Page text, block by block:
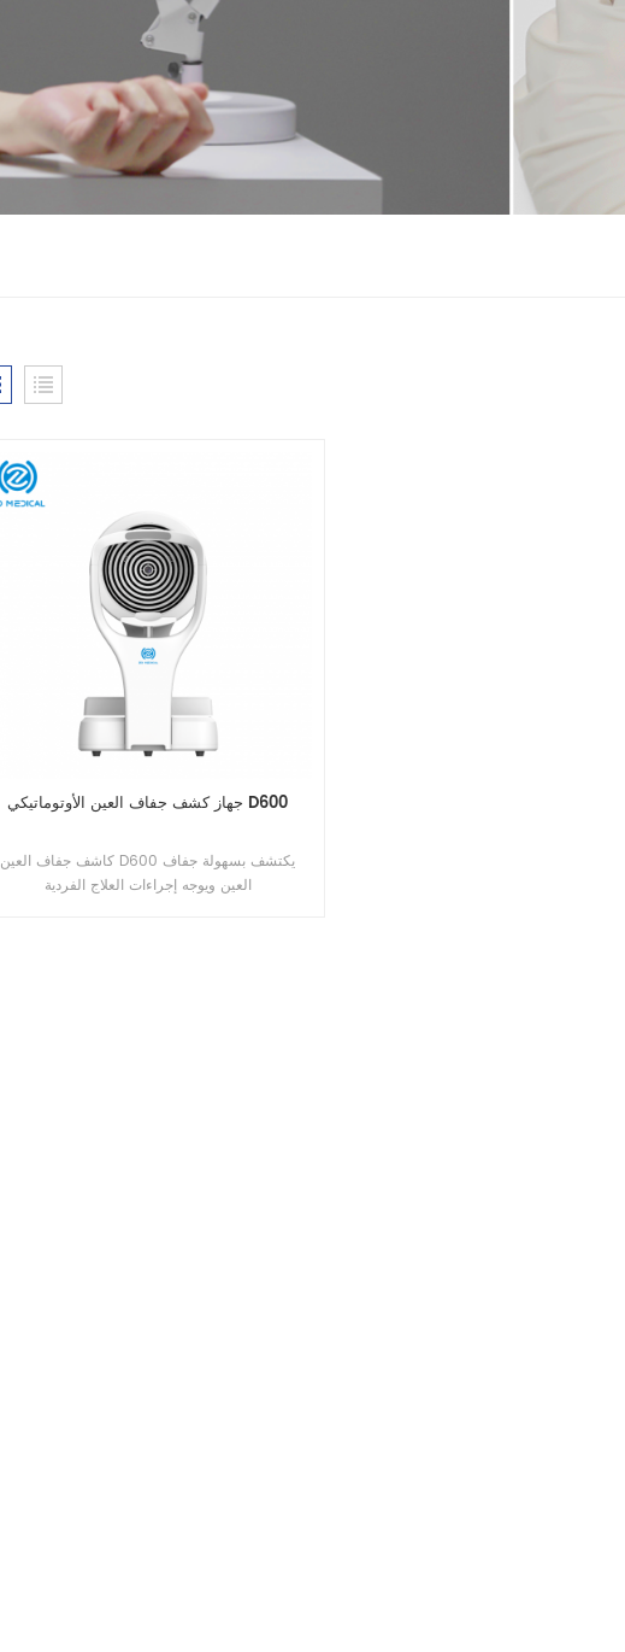
جهاز كشف جفاف العين الأوتوماتيكي D600
كاشف جفاف العين D600 يكتشف بسهولة جفاف
العين ويوجه إجراءات العلاج الفردية